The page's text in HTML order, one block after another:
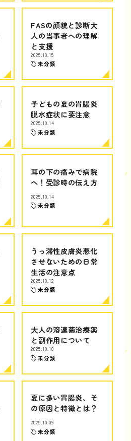
FASの顔貌と診断大
人の当事者への理解
と支援
2025.10.15
未分類
子どもの夏の胃腸炎
脱水症状に要注意
2025.10.14
未分類
耳の下の痛みで病院
へ！受診時の伝え方
2025.10.14
未分類
うっ滞性皮膚炎悪化
させないための日常
生活の注意点
2025.10.12
未分類
大人の溶連菌治療薬
と副作用について
2025.10.10
未分類
夏に多い胃腸炎、そ
の原因と特徴とは？
2025.10.09
未分類